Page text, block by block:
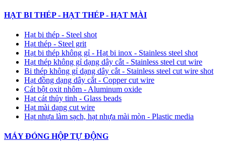
HẠT BI THÉP - HẠT THÉP - HẠT MÀI
Hạt bi thép - Steel shot
Hạt thép - Steel grit
Hạt bi thép không gỉ - Hạt bi inox - Stainless steel shot
Hạt thép không gỉ dạng dây cắt - Stainless steel cut wire
Bi thép không gỉ dạng dây cắt - Stainless steel cut wire shot
Hạt đồng dạng dây cắt - Copper cut wire
Cát bột oxit nhôm - Aluminum oxide
Hạt cát thủy tinh - Glass beads
Hạt mài dạng cut wire
Hạt nhựa làm sạch, hạt nhựa mài mòn - Plastic media
MÁY ĐÓNG HỘP TỰ ĐỘNG